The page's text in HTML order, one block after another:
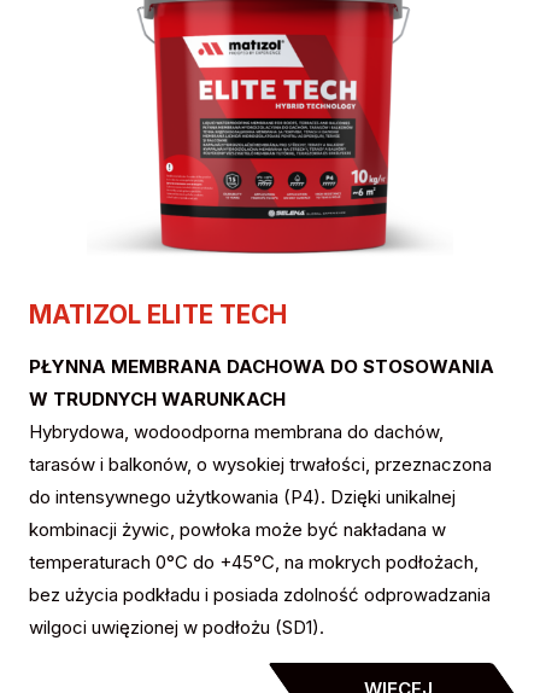
MATIZOL ELITE TECH
PŁYNNA MEMBRANA DACHOWA DO STOSOWANIA
W TRUDNYCH WARUNKACH
Hybrydowa, wodoodporna membrana do dachów,
tarasów i balkonów, o wysokiej trwałości, przeznaczona
do intensywnego użytkowania (P4). Dzięki unikalnej
kombinacji żywic, powłoka może być nakładana w
temperaturach 0°C do +45°C, na mokrych podłożach,
bez użycia podkładu i posiada zdolność odprowadzania
wilgoci uwięzionej w podłożu (SD1).